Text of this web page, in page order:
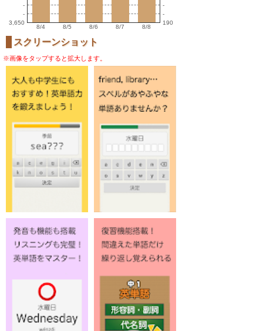
-
-
3,650
8/4 8/5 8/6 8/7 8/8
-
-
190
スクリーンショット
※画像をタップすると拡大します。